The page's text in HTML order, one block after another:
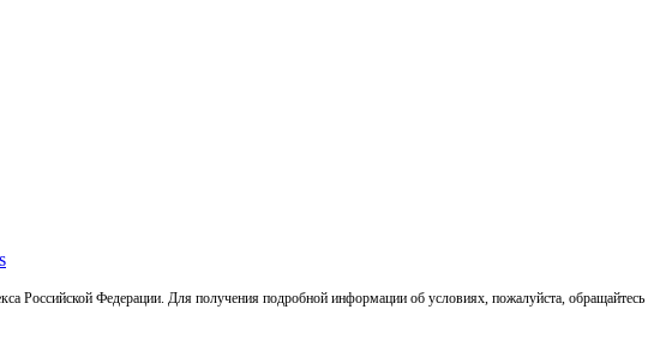
Российской Федерации. Для получения подробной информации об условиях, пожалуйста, обращайтесь